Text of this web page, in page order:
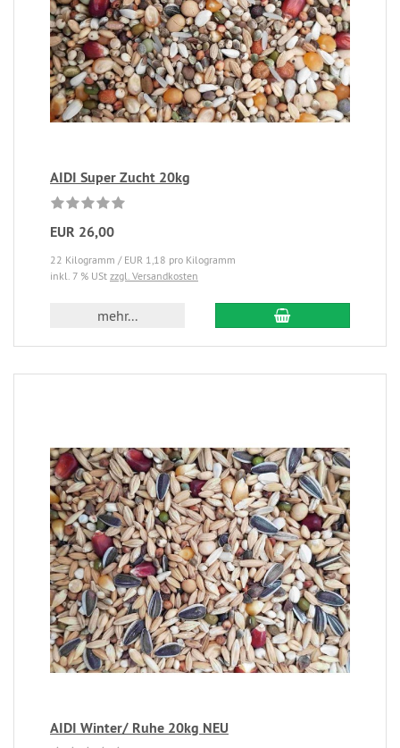
AIDI Super Zucht 20kg
EUR 26,00
22 Kilogramm / EUR 1,18 pro Kilogramm
inkl. 7 % USt zzgl. Versandkosten
mehr...
AIDI Winter/ Ruhe 20kg NEU